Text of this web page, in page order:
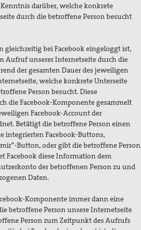
darüber, welche konkrete
durch die betroffene Person besucht
gleichzeitig bei Facebook eingeloggt ist,
Aufruf unserer Internetseite durch die
der gesamten Dauer des jeweiligen
welche konkrete Unterseite
Person besucht. Diese
die Facebook-Komponente gesammelt
Facebook-Account der
Betätigt die betroffene Person einen
integrierten Facebook-Buttons,
Button, oder gibt die betroffene Person
Facebook diese Information dem
der betroffenen Person zu und
Daten.
Komponente immer dann eine
betroffene Person unsere Internetseite
Person zum Zeitpunkt des Aufrufs